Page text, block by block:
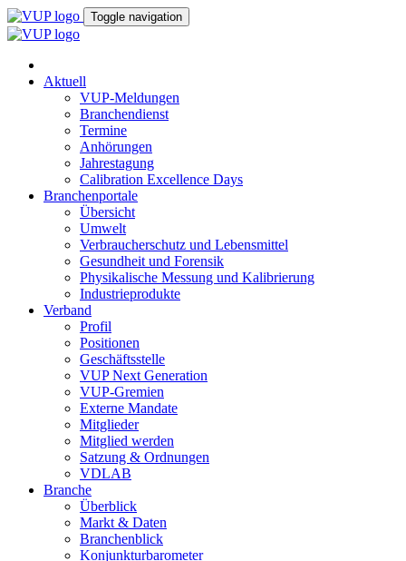
Toggle navigation
Aktuell
VUP-Meldungen
Branchendienst
Termine
Anhörungen
Jahrestagung
Calibration Excellence Days
Branchenportale
Übersicht
Umwelt
Verbraucherschutz und Lebensmittel
Gesundheit und Forensik
Physikalische Messung und Kalibrierung
Industrieprodukte
Verband
Profil
Positionen
Geschäftsstelle
VUP Next Generation
VUP-Gremien
Externe Mandate
Mitglieder
Mitglied werden
Satzung & Ordnungen
VDLAB
Branche
Überblick
Markt & Daten
Branchenblick
Konjunkturbarometer